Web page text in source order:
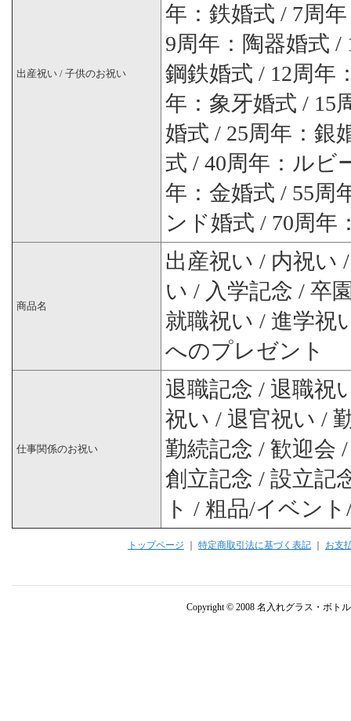
出産祝い / 子供のお祝い
年：鉄婚式 / 7周
9周年：陶器婚式 /
鋼鉄婚式 / 12周年
年：象牙婚式 / 15
婚式 / 25周年：銀
式 / 40周年：ルビ
年：金婚式 / 55周
ンド婚式 / 70周年
商品名
出産祝い / 内祝い
い / 入学記念 / 卒
就職祝い / 進学祝
へのプレゼント
仕事関係のお祝い
退職記念 / 退職祝
祝い / 退官祝い /
勤続記念 / 歓迎会
創立記念 / 設立記
ト / 粗品/イベン
トップページ 特定商取引法に基づく表記 お支
Copyright © 2008 名入れグラス・ボト